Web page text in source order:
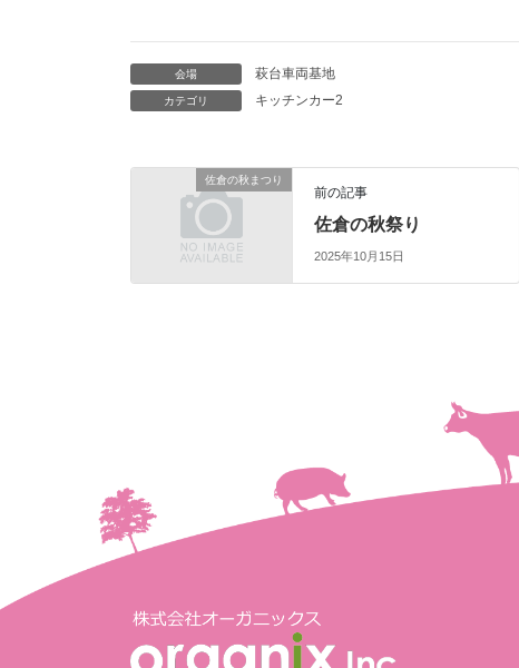
会場 萩台車両基地
カテゴリ キッチンカー2
佐倉の秋まつり
前の記事
佐倉の秋祭り
2025年10月15日